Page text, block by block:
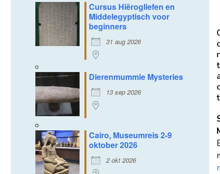
Cursus Hiërogliefen en
Middelegyptisch voor
beginners
31 aug 2026
Dierenmummie Mysteries
13 sep 2026
Cairo, Museumreis 2-9
oktober 2026
2 okt 2026
t
t